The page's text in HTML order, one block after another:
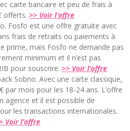
carte bancaire et peu de frais à
offerts. >> Voir l’offre
Fosfo est une offre gratuite avec
frais de retraits ou paiements à
prime, mais Fosfo ne demande pas
minimum et il n’est pas
pour souscrire. >> Voir l’offre
Sobrio. Avec une carte classique,
par mois pour les 18-24 ans. L’offre
agence et il est possible de
les transactions internationales.
Voir l’offre